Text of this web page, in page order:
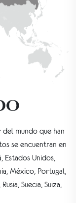
del mundo que han
se encuentran en
Estados Unidos,
México, Portugal,
Suecia, Suiza,